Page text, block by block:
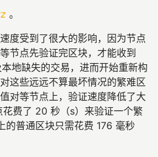
。
度受到了很大的影响，因为节点
节点先验证完区块，才能收到
地缺失的交易，进而开始重新构
这些远远不算最坏情况的繁难区
对等节点上，验证速度降低了大
费了 20 秒（s）来验证一个繁
的普通区块只需花费 176 毫秒